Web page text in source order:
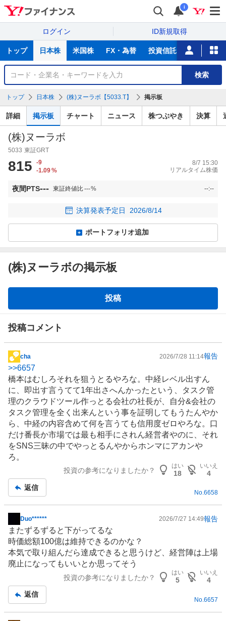
i
ログイン ID新規取得
サ
トップ 日本株 米国株 FX・為替 投資信託 ニュース
銘
検
索
検索
トップ 日本株 (株)ヌーラボ【5033.T】 掲示板
詳細 掲示板 チャート ニュース 株つぶやき 決算
(株)ヌーラボ
5033 東証GRT
815
-9
-1.09%
8/7 15:30
リアルタイム株価
夜間PTS--- 東証終値比---% --:--
決算発表予定日 2026/8/14
ポートフォリオ追加
(株)ヌーラボの掲示板
板
投稿
投稿コメント
掲
示
板
記
事
cha 2026/7/28 11:14報告
>>6657
橋本はむしろそれを狙うとるやろな。中経レベル出すん
に、即出す言うてて1年出さへんかったという、タスク管
理のクラウドツール作っとる会社の社長が、自分&会社の
タスク管理を全く出来んという事を証明してもうたんやか
ら、中経の内容含めて何を言うても信用度ゼロやろな。口
だけ番長か市場では最も相手にされん経営者やのに、それ
をSNS三昧の中でやっとるんやからホンマにアカンや
ろ。
投資の参考になりましたか？
はい
18
いいえ
4
返信
No.6658
掲
示
板
記
事
Duo****** 2026/7/27 14:49報告
またずるずると下がってるな
時価総額100億は維持できるのかな？
本気で取り組んだら達成できると思うけど、経営陣は上場
廃止になってもいいとか思ってそう
投資の参考になりましたか？
はい
5
いいえ
4
返信
No. 6657